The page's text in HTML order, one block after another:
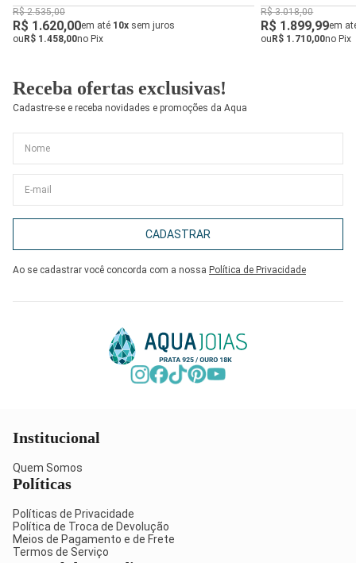
R$ 2.535,00
R$ 1.620,00em até 10x sem juros
ouR$ 1.458,00no Pix
R$ 3.018,00
R$ 1.899,99em
ouR$ 1.710,00no Pix
Receba ofertas exclusivas!
Cadastre-se e receba novidades e promoções da Aqua
CADASTRAR
Ao se cadastrar você concorda com a nossa Política de Privacidade
Institucional
Quem Somos
Políticas
Políticas de Privacidade
Política de Troca de Devolução
Meios de Pagamento e de Frete
Termos de Serviço